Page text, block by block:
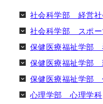
社会科学部 経営社
社会科学部 スポー
保健医療福祉学部
保健医療福祉学部
保健医療福祉学部
心理学部 心理学科